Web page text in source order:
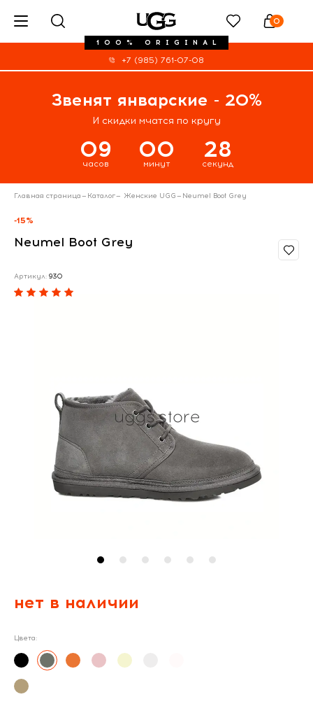
100% ORIGINAL
0
+7 (985) 761-07-08
Звенят январские - 20%
И скидки мчатся по кругу
09
часов
00
минут
28
секунд
Главная страница— Каталог— Женские UGG— Neumel Boot Grey
-15%
Neumel Boot Grey
Артикул: 930
нет в наличии
Цвета: